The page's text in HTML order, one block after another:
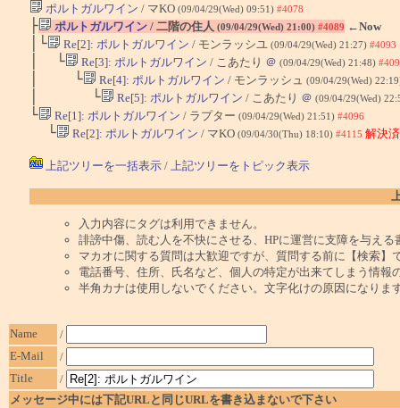
ポルトガルワイン / マKO (09/04/29(Wed) 09:51) #4078
├ ポルトガルワイン/ 二階の住人 (09/04/29(Wed) 21:00) #4089 ←Now
│└ Re[2]: ポルトガルワイン / モンラッシユ (09/04/29(Wed) 21:27) #4093
│ └ Re[3]: ポルトガルワイン / こあたり ＠ (09/04/29(Wed) 21:48)
│ └ Re[4]: ポルトガルワイン / モンラッシュ (09/04/29(Wed)
│ └ Re[5]: ポルトガルワイン / こあたり ＠ (09/04/29(Wed)
└ Re[1]: ポルトガルワイン / ラプター (09/04/29(Wed) 21:51) #4096
└ Re[2]: ポルトガルワイン / マKO (09/04/30(Thu) 18:10) #4115 解決
上記ツリーを一括表示/ 上記ツリーをトピック表示
入力内容にタグは利用できません。
誹謗中傷、読む人を不快にさせる、HPに運営に支障を与え
マカオに関する質問は大歓迎ですが、質問する前に【検索】
電話番号、住所、氏名など、個人の特定が出来てしまう情報
半角カナは使用しないでください。文字化けの原因になりま
Name
/
E-Mail
/
Title
/
メッセージ中には下記URLと同じURLを書き込まないで下さい